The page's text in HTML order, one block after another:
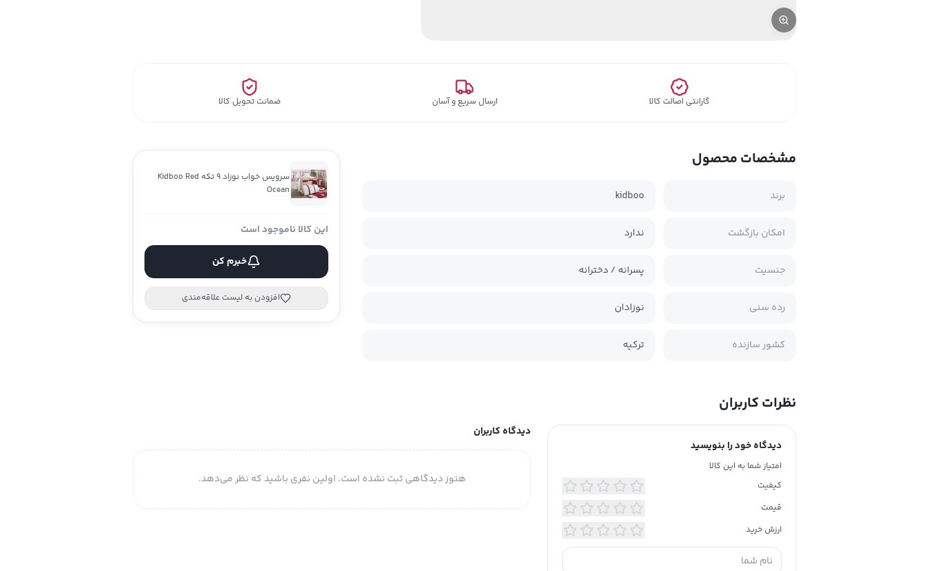
گارانتی اصالت کالا ارسال سریع و آسان ضمانت تحویل کالا
مشخصات محصول
برند kidboo
امکان بازگشت ندارد
جنسیت پسرانه / دخترانه
رده سنی نوزادان
کشور سازنده ترکیه
سرویس خواب نوزاد 9 تکه Kidboo Red
Ocean
این کالا ناموجود است
خبرم کن
افزودن به لیست علاقه‌مندی
نظرات کاربران
دیدگاه خود را بنویسید
امتیاز شما به این کالا
کیفیت
قیمت
ارزش خرید
دیدگاه کاربران
هنوز دیدگاهی ثبت نشده است. اولین نفری باشید که نظر می‌دهد.